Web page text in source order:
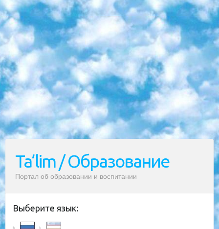
Ta’lim / Образование
Портал об образовании и воспитании
Выберите язык: